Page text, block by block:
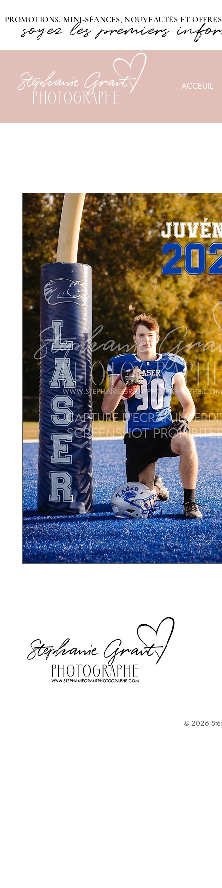
PROMOTIONS, MINI-SÉANCES, NOUVEAUTÉS ET
soyez les premiers
ACCEUIL
Stephanie Grant ^
© 2026